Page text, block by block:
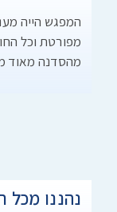
המפגש הייה
מהסדנה מאוד
נהננו מכל